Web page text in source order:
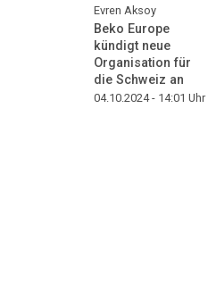
Evren Aksoy
Beko Europe
kündigt neue
Organisation für
die Schweiz an
04.10.2024 - 14:01 Uhr